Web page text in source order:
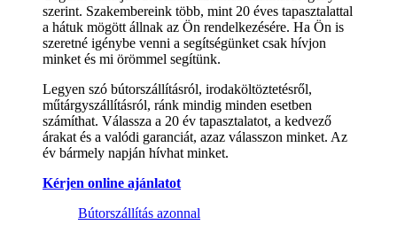
szerint. Szakembereink több, mint 20 éves tapasztalattal
a hátuk mögött állnak az Ön rendelkezésére. Ha Ön is
szeretné igénybe venni a segítségünket csak hívjon
minket és mi örömmel segítünk.
Legyen szó bútorszállításról, irodaköltöztetésről,
műtárgyszállításról, ránk mindig minden esetben
számíthat. Válassza a 20 év tapasztalatot, a kedvező
árakat és a valódi garanciát, azaz válasszon minket. Az
év bármely napján hívhat minket.
Kérjen online ajánlatot
Bútorszállítás azonnal